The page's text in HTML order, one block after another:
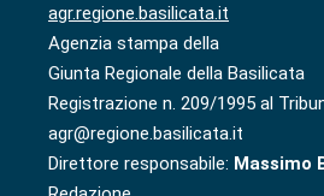
agr.regione.basilicata.it
Agenzia stampa della
Giunta Regionale della Basilicata
Registrazione n. 209/1995 al
agr@regione.basilicata.it
Direttore responsabile: Massimo